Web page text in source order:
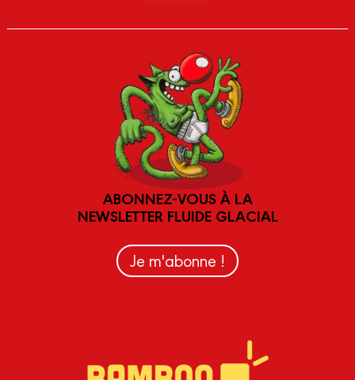
ABONNEZ-VOUS À LA
NEWSLETTER FLUIDE GLACIAL
Je m'abonne !